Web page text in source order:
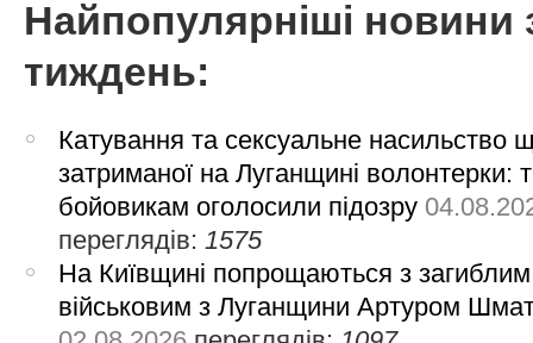
Найпопулярніші новини
тиждень:
Катування та сексуальне насильство
затриманої на Луганщині волонтерки:
бойовикам оголосили підозру
переглядів:1575
На Київщині попрощаються з загиблим
військовим з Луганщини Артуром